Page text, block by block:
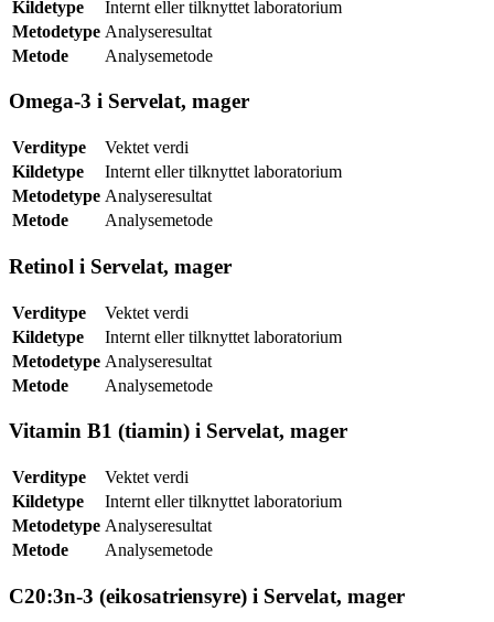
Kildetype
Internt eller tilknyttet laboratorium
Metodetype Analyseresultat
Metode
Analysemetode
Omega-3 i Servelat, mager
Verditype
Vektet verdi
Kildetype
Internt eller tilknyttet laboratorium
Metodetype Analyseresultat
Metode
Analysemetode
Retinol i Servelat, mager
Verditype
Vektet verdi
Kildetype
Internt eller tilknyttet laboratorium
Metodetype Analyseresultat
Metode
Analysemetode
Vitamin B1 (tiamin) i Servelat, mager
Verditype
Vektet verdi
Kildetype
Internt eller tilknyttet laboratorium
Metodetype Analyseresultat
Metode
Analysemetode
C20:3n-3 (eikosatriensyre) i Servelat, mager